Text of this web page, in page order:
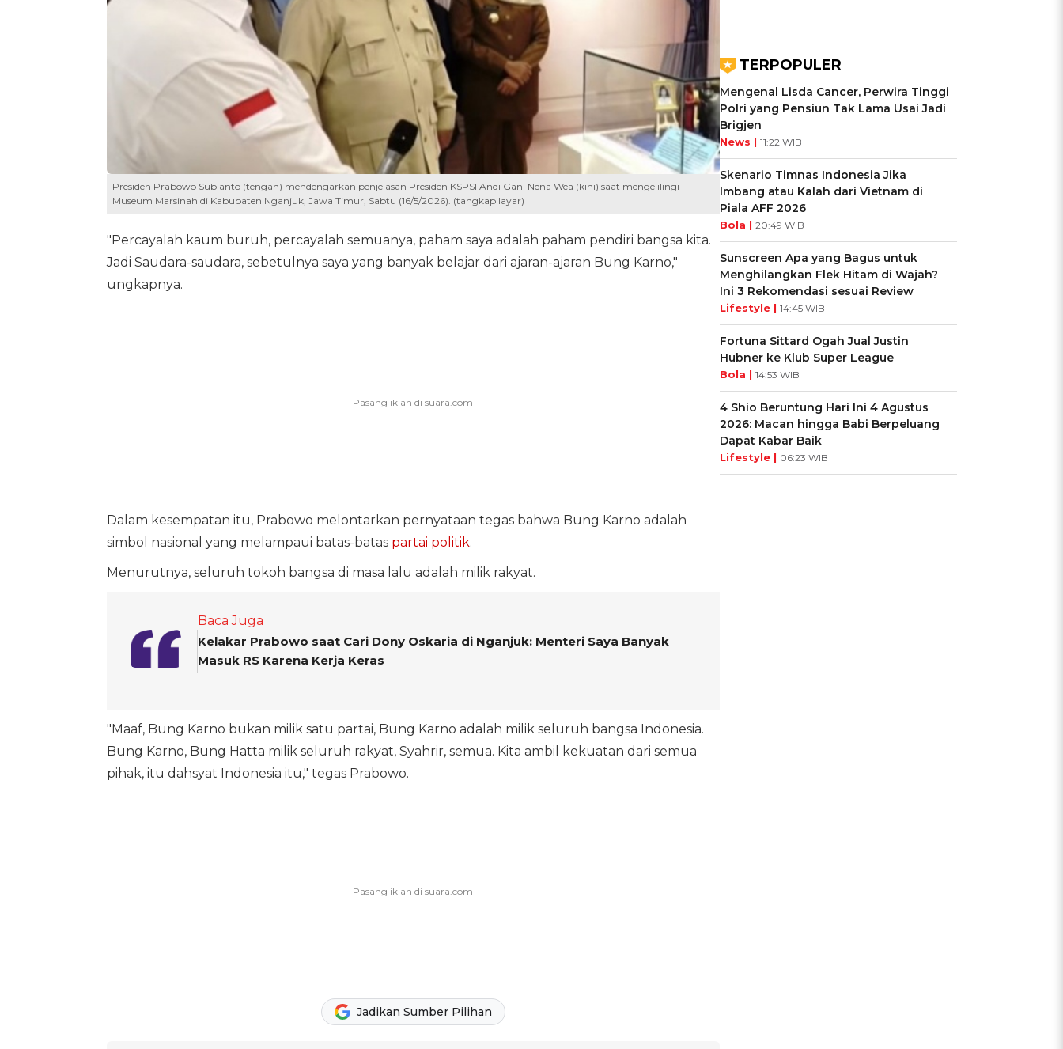
Presiden Prabowo Subianto (tengah) mendengarkan penjelasan Presiden KSPSI Andi Gani Nena Wea (kini) saat mengelilingi
Museum Marsinah di Kabupaten Nganjuk, Jawa Timur, Sabtu (16/5/2026). (tangkap layar)
"Percayalah kaum buruh, percayalah semuanya, paham saya adalah paham pendiri bangsa kita.
Jadi Saudara-saudara, sebetulnya saya yang banyak belajar dari ajaran-ajaran Bung Karno,"
ungkapnya.
Dalam kesempatan itu, Prabowo melontarkan pernyataan tegas bahwa Bung Karno adalah
simbol nasional yang melampaui batas-batas partai politik.
Menurutnya, seluruh tokoh bangsa di masa lalu adalah milik rakyat.
Baca Juga
Kelakar Prabowo saat Cari Dony Oskaria di Nganjuk: Menteri Saya Banyak
Masuk RS Karena Kerja Keras
"Maaf, Bung Karno bukan milik satu partai, Bung Karno adalah milik seluruh bangsa Indonesia.
Bung Karno, Bung Hatta milik seluruh rakyat, Syahrir, semua. Kita ambil kekuatan dari semua
pihak, itu dahsyat Indonesia itu," tegas Prabowo.
Jadikan Sumber Pilihan
TERPOPULER
Mengenal Lisda Cancer, Perwira Tinggi
Polri yang Pensiun Tak Lama Usai Jadi
Brigjen
News | 11:22 WIB
Skenario Timnas Indonesia Jika
Imbang atau Kalah dari Vietnam di
Piala AFF 2026
Bola | 20:49 WIB
Sunscreen Apa yang Bagus untuk
Menghilangkan Flek Hitam di Wajah?
Ini 3 Rekomendasi sesuai Review
Lifestyle | 14:45 WIB
Fortuna Sittard Ogah Jual Justin
Hubner ke Klub Super League
Bola | 14:53 WIB
4 Shio Beruntung Hari Ini 4 Agustus
2026: Macan hingga Babi Berpeluang
Dapat Kabar Baik
Lifestyle | 06:23 WIB